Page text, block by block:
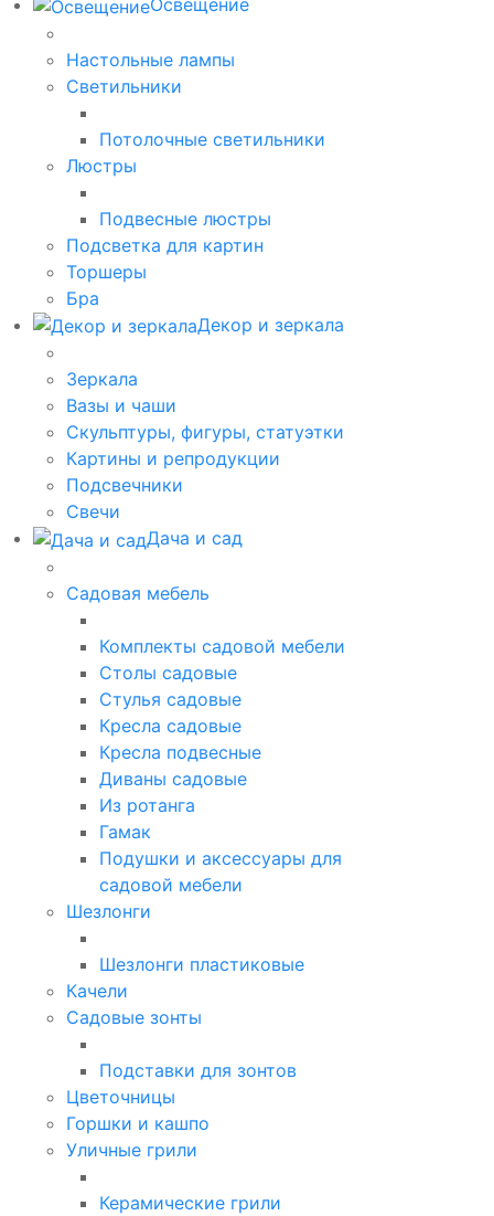
Освещение
Настольные лампы
Светильники
Потолочные светильники
Люстры
Подвесные люстры
Подсветка для картин
Торшеры
Бра
Декор и зеркала
Зеркала
Вазы и чаши
Скульптуры, фигуры, статуэтки
Картины и репродукции
Подсвечники
Свечи
Дача и сад
Садовая мебель
Комплекты садовой мебели
Столы садовые
Стулья садовые
Кресла садовые
Кресла подвесные
Диваны садовые
Из ротанга
Гамак
Подушки и аксессуары для
садовой мебели
Шезлонги
Шезлонги пластиковые
Качели
Садовые зонты
Подставки для зонтов
Цветочницы
Горшки и кашпо
Уличные грили
Керамические грили